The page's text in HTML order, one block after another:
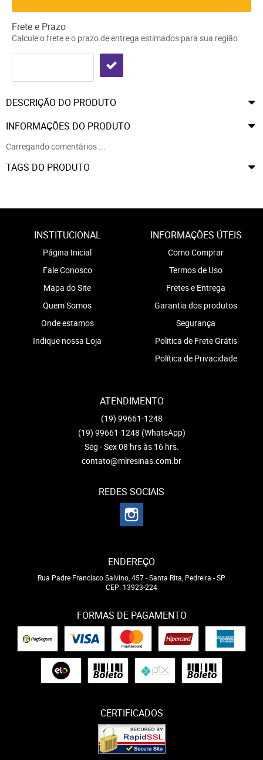
Frete e Prazo
Calcule o frete e o prazo de entrega estimados para sua região:
DESCRIÇÃO DO PRODUTO
INFORMAÇÕES DO PRODUTO
Carregando comentários ...
TAGS DO PRODUTO
INSTITUCIONAL
Página Inicial
Fale Conosco
Mapa do Site
Quem Somos
Onde estamos
Indique nossa Loja
INFORMAÇÕES ÚTEIS
Como Comprar
Termos de Uso
Fretes e Entrega
Garantia dos produtos
Segurança
Politica de Frete Grátis
Política de Privacidade
ATENDIMENTO
(19) 99661-1248
(19) 99661-1248 (WhatsApp)
Seg - Sex 08 hrs às 16 hrs.
contato@mlresinas.com.br
REDES SOCIAIS
ENDEREÇO
Rua Padre Francisco Salvino, 457-Santa Rita, Pedreira -SP
CEP: 13923-224
FORMAS DE PAGAMENTO
CERTIFICADOS